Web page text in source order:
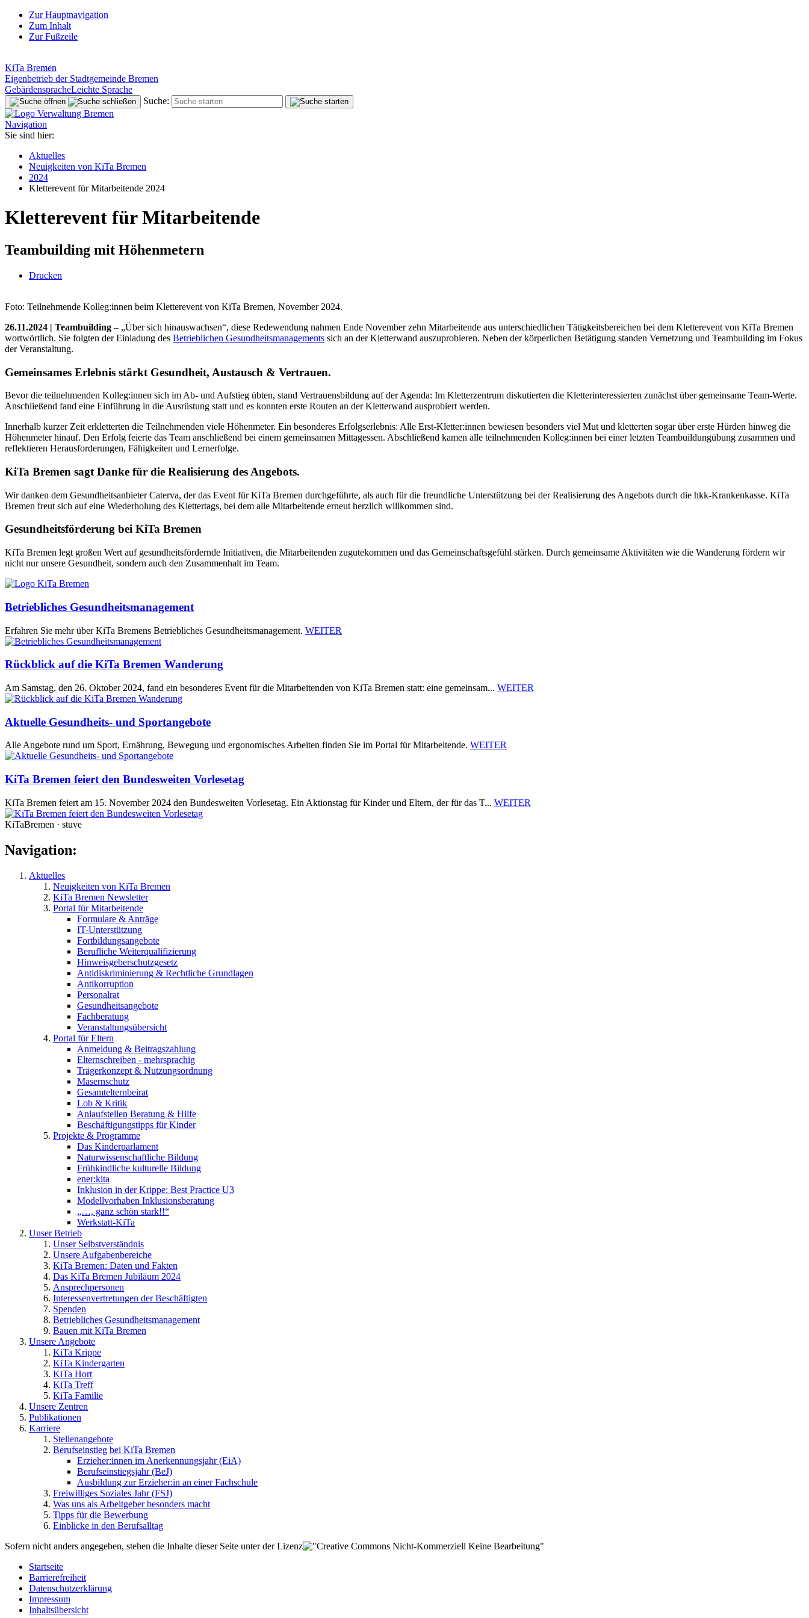
Zur Hauptnavigation
Zum Inhalt
Zur Fußzeile
KiTa Bremen
Eigenbetrieb der Stadtgemeinde Bremen
GebärdenspracheLeichte Sprache
Suche:
Navigation
Sie sind hier:
Aktuelles
Neuigkeiten von KiTa Bremen
2024
Kletterevent für Mitarbeitende 2024
Kletterevent für Mitarbeitende
Teambuilding mit Höhenmetern
Drucken
Foto: Teilnehmende Kolleg:innen beim Kletterevent von KiTa Bremen, November 2024.
26.11.2024 | Teambuilding – „Über sich hinauswachsen“, diese Redewendung nahmen Ende November zehn Mitarbeitende aus unterschiedlichen Tätigkeitsbereichen bei dem Kletterevent von KiTa Bremen
wortwörtlich. Sie folgten der Einladung des Betrieblichen Gesundheitsmanagements sich an der Kletterwand auszuprobieren. Neben der körperlichen Betätigung standen Vernetzung und Teambuilding im Fokus
der Veranstaltung.
Gemeinsames Erlebnis stärkt Gesundheit, Austausch & Vertrauen.
Bevor die teilnehmenden Kolleg:innen sich im Ab- und Aufstieg übten, stand Vertrauensbildung auf der Agenda: Im Kletterzentrum diskutierten die Kletterinteressierten zunächst über gemeinsame Team-Werte.
Anschließend fand eine Einführung in die Ausrüstung statt und es konnten erste Routen an der Kletterwand ausprobiert werden.
Innerhalb kurzer Zeit erkletterten die Teilnehmenden viele Höhenmeter. Ein besonderes Erfolgserlebnis: Alle Erst-Kletter:innen bewiesen besonders viel Mut und kletterten sogar über erste Hürden hinweg die
Höhenmeter hinauf. Den Erfolg feierte das Team anschließend bei einem gemeinsamen Mittagessen. Abschließend kamen alle teilnehmenden Kolleg:innen bei einer letzten Teambuildungübung zusammen und
reflektieren Herausforderungen, Fähigkeiten und Lernerfolge.
KiTa Bremen sagt Danke für die Realisierung des Angebots.
Wir danken dem Gesundheitsanbieter Caterva, der das Event für KiTa Bremen durchgeführte, als auch für die freundliche Unterstützung bei der Realisierung des Angebots durch die hkk-Krankenkasse. KiTa
Bremen freut sich auf eine Wiederholung des Klettertags, bei dem alle Mitarbeitende erneut herzlich willkommen sind.
Gesundheitsförderung bei KiTa Bremen
KiTa Bremen legt großen Wert auf gesundheitsfördernde Initiativen, die Mitarbeitenden zugutekommen und das Gemeinschaftsgefühl stärken. Durch gemeinsame Aktivitäten wie die Wanderung fördern wir
nicht nur unsere Gesundheit, sondern auch den Zusammenhalt im Team.
Betriebliches Gesundheitsmanagement
Erfahren Sie mehr über KiTa Bremens Betriebliches Gesundheitsmanagement. WEITER
Rückblick auf die KiTa Bremen Wanderung
Am Samstag, den 26. Oktober 2024, fand ein besonderes Event für die Mitarbeitenden von KiTa Bremen statt: eine gemeinsam... WEITER
Aktuelle Gesundheits- und Sportangebote
Alle Angebote rund um Sport, Ernährung, Bewegung und ergonomisches Arbeiten finden Sie im Portal für Mitarbeitende. WEITER
KiTa Bremen feiert den Bundesweiten Vorlesetag
KiTa Bremen feiert am 15. November 2024 den Bundesweiten Vorlesetag. Ein Aktionstag für Kinder und Eltern, der für das T... WEITER
KiTaBremen · stuve
Navigation:
Aktuelles
Neuigkeiten von KiTa Bremen
KiTa Bremen Newsletter
Portal für Mitarbeitende
Formulare & Anträge
IT-Unterstützung
Fortbildungsangebote
Berufliche Weiterqualifizierung
Hinweisgeberschutzgesetz
Antidiskriminierung & Rechtliche Grundlagen
Antikorruption
Personalrat
Gesundheitsangebote
Fachberatung
Veranstaltungsübersicht
Portal für Eltern
Anmeldung & Beitragszahlung
Elternschreiben - mehrsprachig
Trägerkonzept & Nutzungsordnung
Masernschutz
Gesamtelternbeirat
Lob & Kritik
Anlaufstellen Beratung & Hilfe
Beschäftigungstipps für Kinder
Projekte & Programme
Das Kinderparlament
Naturwissenschaftliche Bildung
Frühkindliche kulturelle Bildung
ener:kita
Inklusion in der Krippe: Best Practice U3
Modellvorhaben Inklusionsberatung
„…, ganz schön stark!!“
Werkstatt-KiTa
Unser Betrieb
Unser Selbstverständnis
Unsere Aufgabenbereiche
KiTa Bremen: Daten und Fakten
Das KiTa Bremen Jubiläum 2024
Ansprechpersonen
Interessenvertretungen der Beschäftigten
Spenden
Betriebliches Gesundheitsmanagement
Bauen mit KiTa Bremen
Unsere Angebote
KiTa Krippe
KiTa Kindergarten
KiTa Hort
KiTa Treff
KiTa Familie
Unsere Zentren
Publikationen
Karriere
Stellenangebote
Berufseinstieg bei KiTa Bremen
Erzieher:innen im Anerkennungsjahr (EiA)
Berufseinstiegsjahr (BeJ)
Ausbildung zur Erzieher:in an einer Fachschule
Freiwilliges Soziales Jahr (FSJ)
Was uns als Arbeitgeber besonders macht
Tipps für die Bewerbung
Einblicke in den Berufsalltag
Sofern nicht anders angegeben, stehen die Inhalte dieser Seite unter der Lizenz
Startseite
Barrierefreiheit
Datenschutzerklärung
Impressum
Inhaltsübersicht